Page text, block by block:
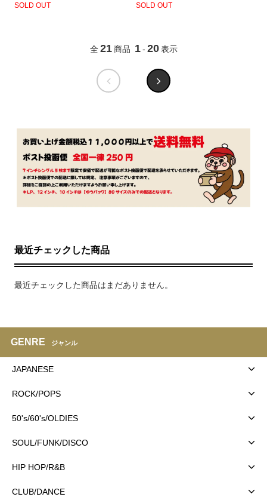
SOLD OUT SOLD OUT
全 21 商品 1 - 20 表示
最近チェックした商品
最近チェックした商品はまだありません。
GENRE ジャンル
JAPANESE
ROCK/POPS
50's/60's/OLDIES
SOUL/FUNK/DISCO
HIP HOP/R&B
CLUB/DANCE